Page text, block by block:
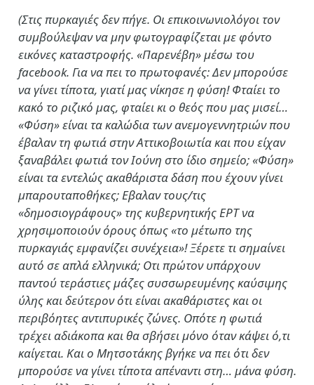
(Στις πυρκαγιές δεν πήγε. Οι επικοινωνιολόγοι τον
συμβούλεψαν να μην φωτογραφίζεται με φόντο
εικόνες καταστροφής. «Παρενέβη» μέσω του
facebook. Για να πει το πρωτοφανές: Δεν μπορούσε
να γίνει τίποτα, γιατί μας νίκησε η φύση! Φταίει το
κακό το ριζικό μας, φταίει κι ο θεός που μας μισεί…
«Φύση» είναι τα καλώδια των ανεμογεννητριών που
έβαλαν τη φωτιά στην Αττικοβοιωτία και που είχαν
ξαναβάλει φωτιά τον Ιούνη στο ίδιο σημείο; «Φύση»
είναι τα εντελώς ακαθάριστα δάση που έχουν γίνει
μπαρουταποθήκες; Εβαλαν τους/τις
«δημοσιογράφους» της κυβερνητικής ΕΡΤ να
χρησιμοποιούν όρους όπως «το μέτωπο της
πυρκαγιάς εμφανίζει συνέχεια»! Ξέρετε τι σημαίνει
αυτό σε απλά ελληνικά; Οτι πρώτον υπάρχουν
παντού τεράστιες μάζες συσσωρευμένης καύσιμης
ύλης και δεύτερον ότι είναι ακαθάριστες και οι
περιβόητες αντιπυρικές ζώνες. Οπότε η φωτιά
τρέχει αδιάκοπα και θα σβήσει μόνο όταν κάψει ό,τι
καίγεται. Και ο Μητσοτάκης βγήκε να πει ότι δεν
μπορούσε να γίνει τίποτα απέναντι στη… μάνα φύση.